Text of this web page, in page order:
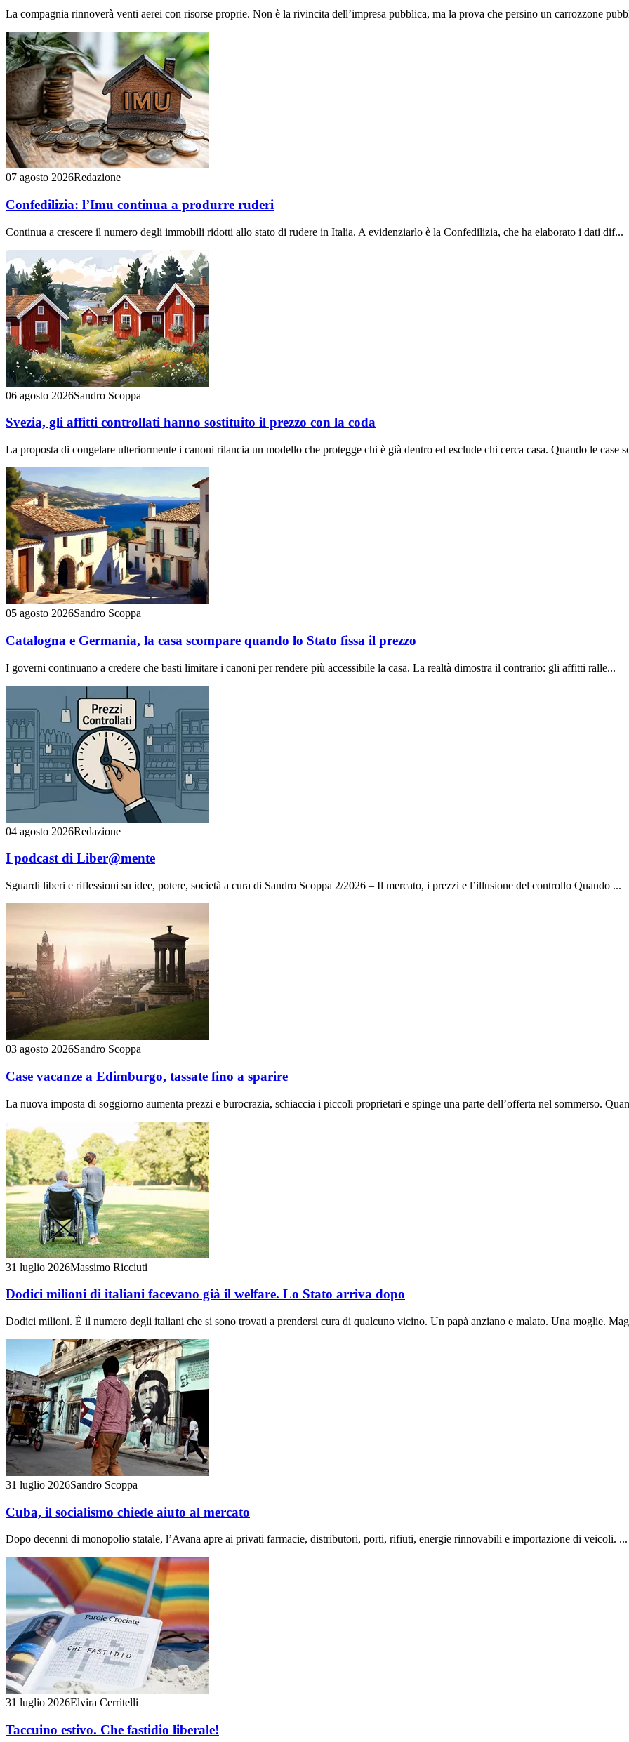
La compagnia rinnoverà venti aerei con risorse proprie. Non è la rivincita dell’impresa pubblica, ma la prova che persino un carrozzone
07 agosto 2026Redazione
Confedilizia: l’Imu continua a produrre ruderi
Continua a crescere il numero degli immobili ridotti allo stato di rudere in Italia. A evidenziarlo è la Confedilizia, che ha elaborato i dati dif...
06 agosto 2026Sandro Scoppa
Svezia, gli affitti controllati hanno sostituito il prezzo con la coda
La proposta di congelare ulteriormente i canoni rilancia un modello che protegge chi è già dentro ed esclude chi cerca casa. Quando le case
05 agosto 2026Sandro Scoppa
Catalogna e Germania, la casa scompare quando lo Stato fissa il prezzo
I governi continuano a credere che basti limitare i canoni per rendere più accessibile la casa. La realtà dimostra il contrario: gli affitti ralle...
04 agosto 2026Redazione
I podcast di Liber@mente
Sguardi liberi e riflessioni su idee, potere, società a cura di Sandro Scoppa 2/2026 – Il mercato, i prezzi e l’illusione del controllo Quando ...
03 agosto 2026Sandro Scoppa
Case vacanze a Edimburgo, tassate fino a sparire
La nuova imposta di soggiorno aumenta prezzi e burocrazia, schiaccia i piccoli proprietari e spinge una parte dell’offerta nel sommerso.
31 luglio 2026Massimo Ricciuti
Dodici milioni di italiani facevano già il welfare. Lo Stato arriva dopo
Dodici milioni. È il numero degli italiani che si sono trovati a prendersi cura di qualcuno vicino. Un papà anziano e malato. Una moglie.
31 luglio 2026Sandro Scoppa
Cuba, il socialismo chiede aiuto al mercato
Dopo decenni di monopolio statale, l’Avana apre ai privati farmacie, distributori, porti, rifiuti, energie rinnovabili e importazione di veicoli. ...
31 luglio 2026Elvira Cerritelli
Taccuino estivo. Che fastidio liberale!